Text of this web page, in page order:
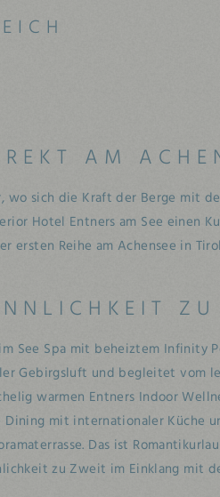
AM
wo sich die Kraft der Berge mit
Hotel Entners am See einen
ersten Reihe am Achensee in
ZU
See Spa mit beheiztem Infinity
Gebirgsluft und begleitet vom
warmen Entners Indoor
Dining mit internationaler Küche
Das ist
zu Zweit im Einklang mit